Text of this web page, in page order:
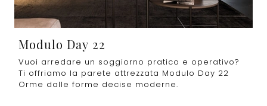
Modulo Day 22
Vuoi arredare un soggiorno pratico e operativo?
Ti offriamo la parete attrezzata Modulo Day 22
Orme dalle forme decise moderne.